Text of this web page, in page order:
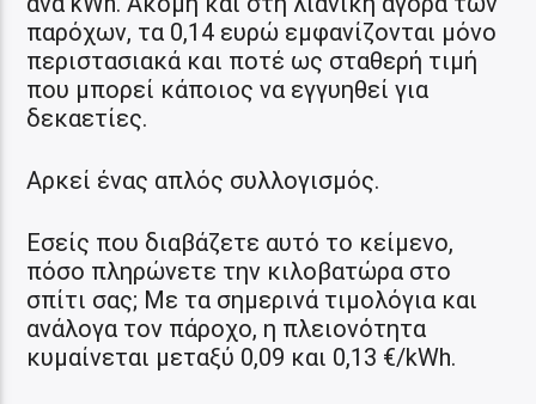
παρόχων, τα 0,14 ευρώ εμφανίζονται μόνο
περιστασιακά και ποτέ ως σταθερή τιμή
που μπορεί κάποιος να εγγυηθεί για
δεκαετίες.
Αρκεί ένας απλός συλλογισμός.
Εσείς που διαβάζετε αυτό το κείμενο,
πόσο πληρώνετε την κιλοβατώρα στο
σπίτι σας; Με τα σημερινά τιμολόγια και
ανάλογα τον πάροχο, η πλειονότητα
κυμαίνεται μεταξύ 0,09 και 0,13 €/kWh.